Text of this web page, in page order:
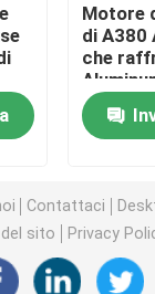
ordinazione
di plastica
pressofusione
Motore
di A380
che
Contattaci
sito
Privacy